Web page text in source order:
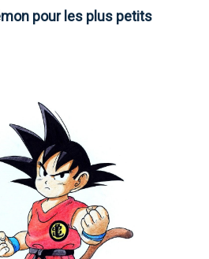
pour les plus petits